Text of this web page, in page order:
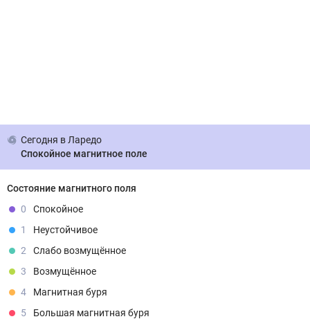
Сегодня в Ларедо
Спокойное магнитное поле
Состояние магнитного поля
0
Спокойное
1
Неустойчивое
2
Слабо возмущённое
3
Возмущённое
4
Магнитная буря
5
Большая магнитная буря